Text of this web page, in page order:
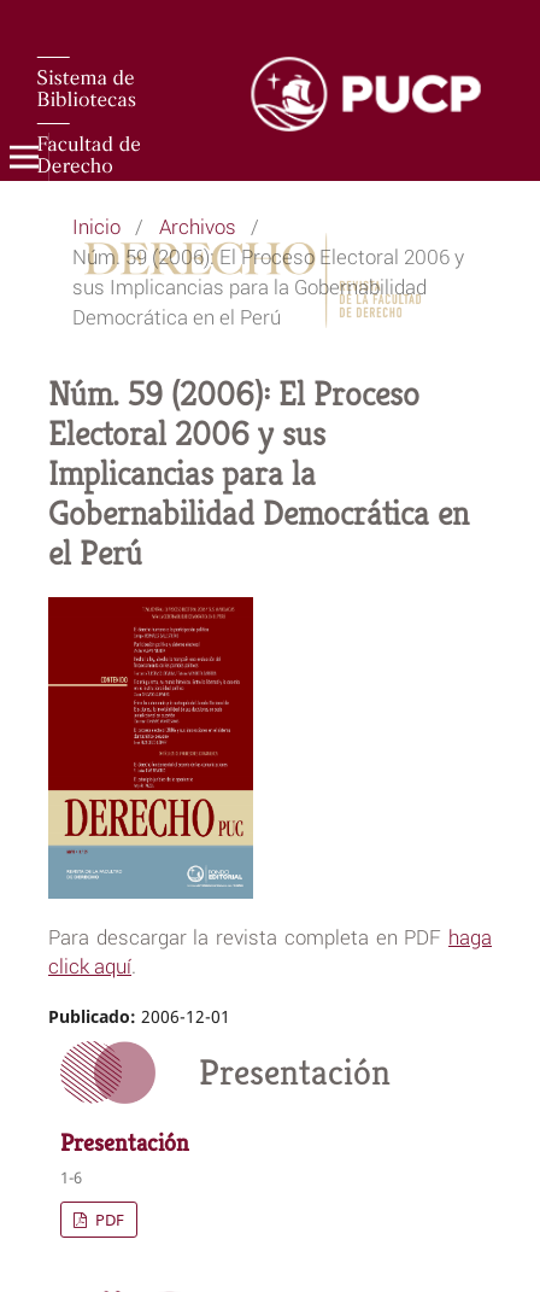
Inicio / Archivos /
Núm. 59 (2006): El Proceso Electoral 2006 y
sus Implicancias para la Gobernabilidad
Democrática en el Perú
Núm. 59 (2006): El Proceso
Electoral 2006 y sus
Implicancias para la
Gobernabilidad Democrática en
el Perú
Para descargar la revista completa en PDF haga
click aquí.
Publicado: 2006-12-01
Presentación
Presentación
1-6
PDF